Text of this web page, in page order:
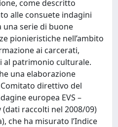
come descritto
alle consuete indagini
serie di buone
pionieristiche nell’ambito
ai carcerati,
al patrimonio culturale.
una elaborazione
direttivo del
europea EVS –
(dati raccolti nel 2008/09)
che ha misurato l’Indice